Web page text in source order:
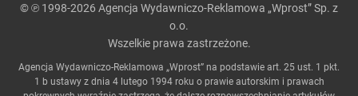
© ℗ 1998-2026 Agencja Wydawniczo-Reklamowa „Wprost” Sp. z
o.o.
Wszelkie prawa zastrzeżone.
Agencja Wydawniczo-Reklamowa „Wprost” na podstawie art. 25 ust. 1 pkt.
1 b ustawy z dnia 4 lutego 1994 roku o prawie autorskim i prawach